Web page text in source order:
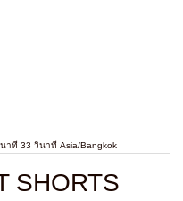
าที 33 วินาที Asia/Bangkok
SHORTS